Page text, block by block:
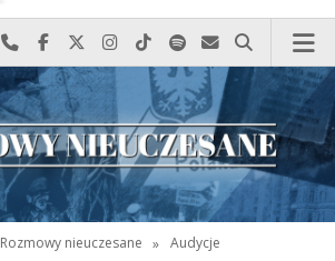
Najlepiej po prostu do nas zadzwoń
Odwiedź nas na Facebook-u
Odwiedź nas na X
Odwiedź nas na Instagram-ie
Odwiedź nas na TikTok-u
Szukaj nas na Spotify
Wyślij do nas
Szukaj
Rozmowy nieuczesane » Audycje